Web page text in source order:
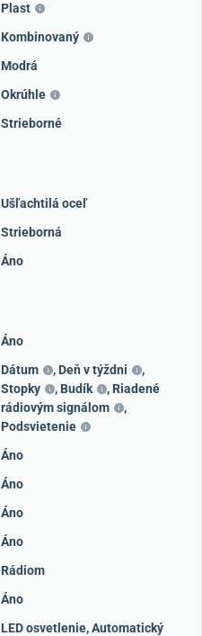
Plast
Kombinovaný
Modrá
Okrúhle
Strieborné
Ušľachtilá oceľ
Strieborná
Áno
Áno
Dátum , Deň v týždni
,
Stopky
, Budík , Riadené
rádiovým signálom
,
Podsvietenie
Áno
Áno
Áno
Áno
Rádiom
Áno
LED osvetlenie, Automatický